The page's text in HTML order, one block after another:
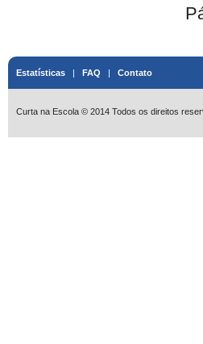
Estatísticas | FAQ | Contato
Curta na Escola © 2014 Todos os direitos